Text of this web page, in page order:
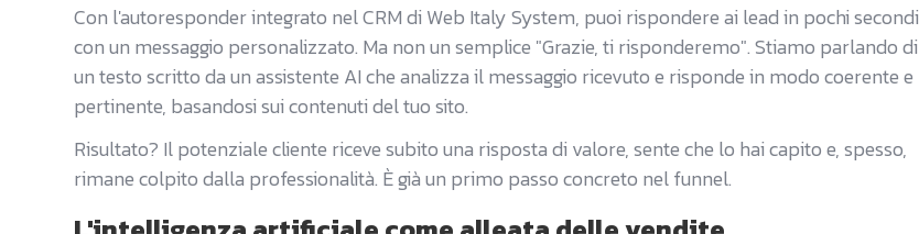
Con l'autoresponder integrato nel CRM di Web Italy System, puoi rispondere ai lead in pochi secondi
con un messaggio personalizzato. Ma non un semplice "Grazie, ti risponderemo". Stiamo parlando di
un testo scritto da un assistente AI che analizza il messaggio ricevuto e risponde in modo coerente e
pertinente, basandosi sui contenuti del tuo sito.
Risultato? Il potenziale cliente riceve subito una risposta di valore, sente che lo hai capito e, spesso,
rimane colpito dalla professionalità. È già un primo passo concreto nel funnel.